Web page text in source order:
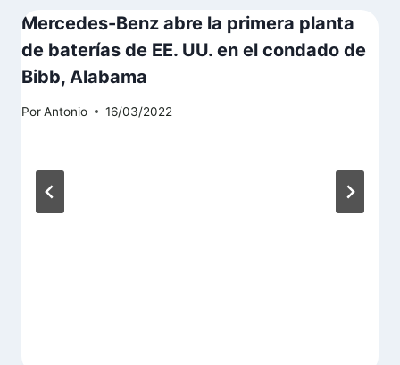
Mercedes-Benz abre la primera planta
de baterías de EE. UU. en el condado de
Bibb, Alabama
PorAntonio 16/03/2022